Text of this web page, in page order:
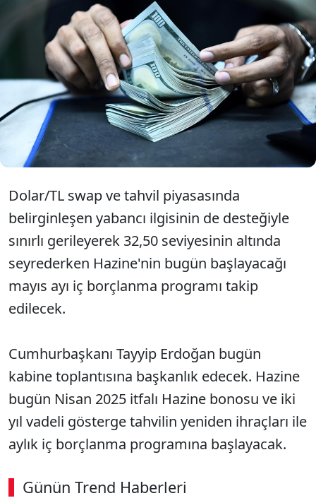
Dolar kuru, tahvil ve swap piyasasında
görülen yabancı sıcak para girişlerinin
etkisiyle 32,50'nin altında yatay seyrini
sürdürüyor. Piyasada bugün gündemde,
Hazine'nin borçlanma ihaleleri olacak.
Dolar/TL swap ve tahvil piyasasında
belirginleşen yabancı ilgisinin de desteğiyle
sınırlı gerileyerek 32,50 seviyesinin altında
seyrederken Hazine'nin bugün başlayacağı
mayıs ayı iç borçlanma programı takip
edilecek.
Cumhurbaşkanı Tayyip Erdoğan bugün
kabine toplantısına başkanlık edecek. Hazine
bugün Nisan 2025 itfalı Hazine bonosu ve iki
yıl vadeli gösterge tahvilin yeniden ihraçları ile
aylık iç borçlanma programına başlayacak.
Günün Trend Haberleri